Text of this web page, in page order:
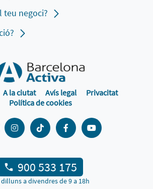
teu negoci?
A la ciutat Avís legal
Privacitat
Política de cookies
900 533 175
dilluns a divendres de 9 a 18h